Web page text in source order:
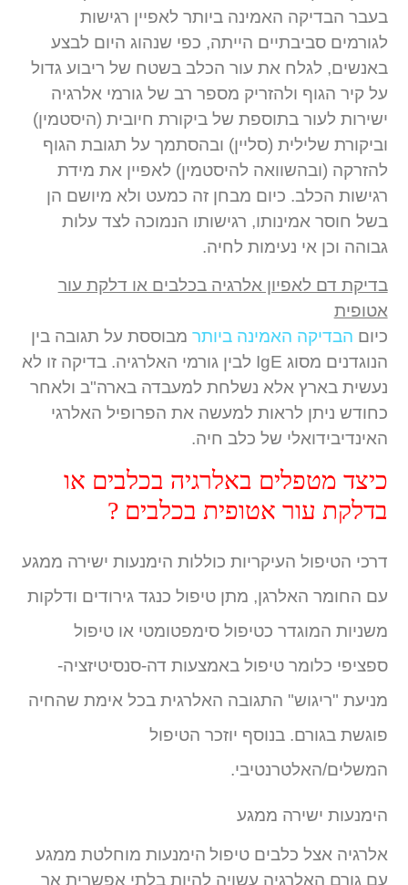
בעבר הבדיקה האמינה ביותר לאפיין רגישות
לגורמים סביבתיים הייתה, כפי שנהוג היום לבצע
באנשים, לגלח את עור הכלב בשטח של ריבוע גדול
על קיר הגוף ולהזריק מספר רב של גורמי אלרגיה
ישירות לעור בתוספת של ביקורת חיובית (היסטמין)
וביקורת שלילית (סליין) ובהסתמך על תגובת הגוף
להזרקה (ובהשוואה להיסטמין) לאפיין את מידת
רגישות הכלב. כיום מבחן זה כמעט ולא מיושם הן
בשל חוסר אמינותו, רגישותו הנמוכה לצד עלות
גבוהה וכן אי נעימות לחיה.
בדיקת דם לאפיון אלרגיה בכלבים או דלקת עור
אטופית
כיום הבדיקה האמינה ביותר מבוססת על תגובה בין
הנוגדנים מסוג IgE לבין גורמי האלרגיה. בדיקה זו לא
נעשית בארץ אלא נשלחת למעבדה בארה"ב ולאחר
כחודש ניתן לראות למעשה את הפרופיל האלרגי
האינדיבידואלי של כלב חיה.
כיצד מטפלים באלרגיה בכלבים או
בדלקת עור אטופית בכלבים ?
דרכי הטיפול העיקריות כוללות הימנעות ישירה ממגע
עם החומר האלרגן, מתן טיפול כנגד גירודים ודלקות
משניות המוגדר כטיפול סימפטומטי או טיפול
ספציפי כלומר טיפול באמצעות דה-סנסיטיזציה-
מניעת "ריגוש" התגובה האלרגית בכל אימת שהחיה
פוגשת בגורם. בנוסף יוזכר הטיפול
המשלים/האלטרנטיבי.
הימנעות ישירה ממגע
אלרגיה אצל כלבים טיפול הימנעות מוחלטת ממגע
עם גורם האלרגיה עשויה להיות בלתי אפשרית אך